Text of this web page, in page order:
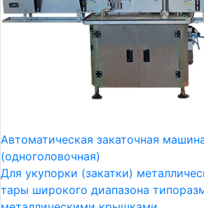
Автоматическая закаточная
(одноголовочная)
Для укупорки (закатки)
тары широкого диапазона